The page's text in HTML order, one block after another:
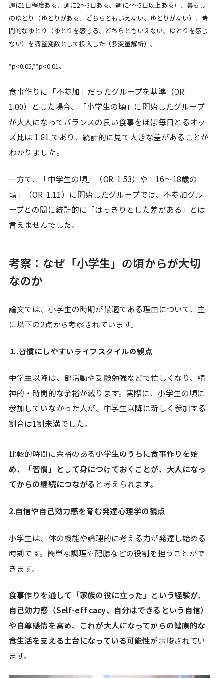
週に1日程度ある、週に2〜3日ある、週に4〜5日以上ある）、暮らし
のゆとり（ゆとりがある、どちらともいえない、ゆとりがない）、時
間的なゆとり（ゆとりを感じる、どちらともいえない、ゆとりを感じ
ない）を調整変数として投入した（多変量解析）。
*p<0.05,**p<0.01。
食事作りに「不参加」だったグループを基準（OR:
1.00）とした場合、「小学生の頃」に開始したグループ
が大人になってバランスの良い食事をほぼ毎日とるオッ
ズ比は 1.81 であり、統計的に見て大きな差があることが
わかりました。
一方で、「中学生の頃」（OR: 1.53）や「16〜18歳の
頃」（OR: 1.11）に開始したグループでは、不参加グル
ープとの間に統計的に「はっきりとした差がある」とは
言えませんでした。
考察：なぜ「小学生」の頃からが大切
なのか
論文では、小学生の時期が最適である理由について、主
に以下の2点から考察されています。
１.習慣にしやすいライフスタイルの観点
中学生以降は、部活動や受験勉強などで忙しくなり、精
神的・時間的な余裕が減ります。実際に、小学生の頃に
参加していなかった人が、中学生以降に新しく参加する
割合は1割未満でした。
比較的時間に余裕のある小学生のうちに食事作りを始
め、「習慣」として身につけておくことが、大人になっ
てからの継続につながる と考えられます。
2.自信や自己効力感を育む発達心理学の観点
小学生は、体の機能や論理的に考える力が発達し始める
時期です。簡単な調理や配膳などの役割を担うことがで
きます。
食事作りを通して「家族の役に立った」という経験が、
自己効力感（Self-efficacy、自分はできるという自信）
や自尊感情を高め、これが大人になってからの健康的な
食生活を支える土台になっている可能性が示唆されてい
ます。